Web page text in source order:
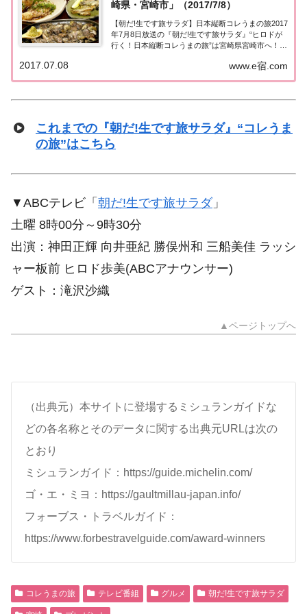
崎県・宮崎市」（2017/7/8）
【朝だ!生です旅サラダ】日本縦断コレうまの旅2017
年7月8日放送の『朝だ!生です旅サラダ』“ヒロドが
行く！日本縦断コレうまの旅”は宮崎県宮崎市へ！長
店＆商品はこちら！プレゼントもあります♪コレう
www.e宿.com
2017.07.08
これまでの『朝だ!生です旅サラダ』“コレうま
の旅”はこちら
▼ABCテレビ「 朝だ!生です旅サラダ 」
土曜 8時00分～9時30分
出演：神田正輝 向井亜紀 勝俣州和 三船美佳 ラッシ
ャー板前 ヒロド歩美(ABCアナウンサー)
ゲスト：滝沢沙織
▲ページトップへ
（出典元）本サイトに登場するミシュランガイドな
どの各名称とそのデータに関する出典元URLは次の
とおり
ミシュランガイド：https://guide.michelin.com/
ゴ・エ・ミヨ：https://gaultmillau-japan.info/
フォーブス・トラベルガイド：
https://www.forbestravelguide.com/award-winners
コレうまの旅 テレビ番組 グルメ 朝だ!生です旅サラダ